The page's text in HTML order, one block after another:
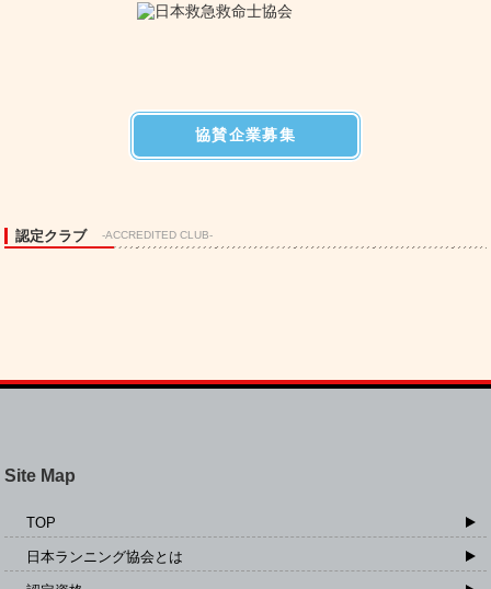
協賛企業募集
認定クラブ -ACCREDITED CLUB-
Site Map
TOP
日本ランニング協会とは